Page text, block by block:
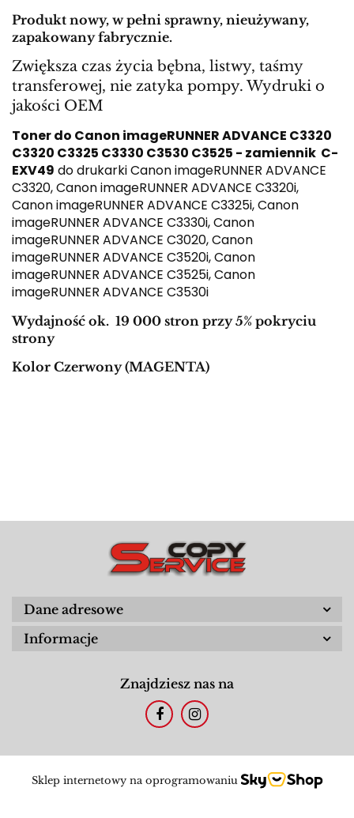
Produkt nowy, w pełni sprawny, nieużywany,
zapakowany fabrycznie.
Zwiększa czas życia bębna, listwy, taśmy
transferowej, nie zatyka pompy. Wydruki o
jakości OEM
Toner do Canon imageRUNNER ADVANCE C3320
C3320 C3325 C3330 C3530 C3525 - zamiennik C-
EXV49 do drukarki Canon imageRUNNER ADVANCE
C3320, Canon imageRUNNER ADVANCE C3320i,
Canon imageRUNNER ADVANCE C3325i, Canon
imageRUNNER ADVANCE C3330i, Canon
imageRUNNER ADVANCE C3020, Canon
imageRUNNER ADVANCE C3520i, Canon
imageRUNNER ADVANCE C3525i, Canon
imageRUNNER ADVANCE C3530i
Wydajność ok. 19 000 stron przy 5% pokryciu
strony
Kolor Czerwony (MAGENTA)
Dane adresowe
Informacje
Znajdziesz nas na
Sklep internetowy na oprogramowaniu